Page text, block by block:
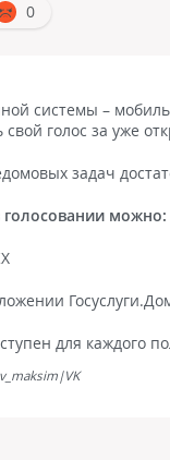
0
системы –
свой голос за уже
задач
голосовании можно:
для каждого